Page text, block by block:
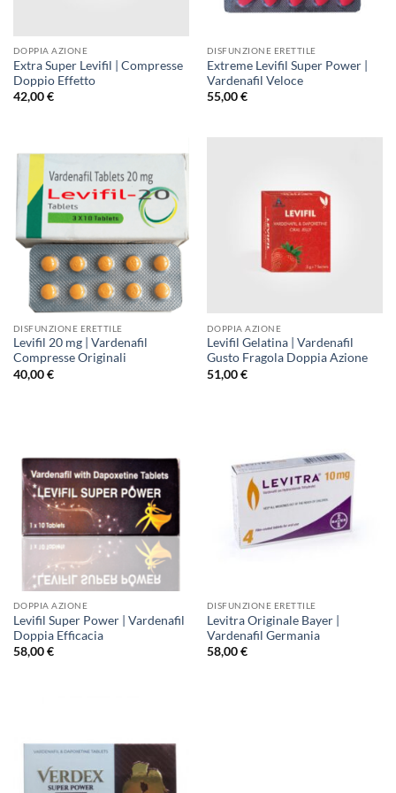
DOPPIA AZIONE
Extra Super Levifil | Compresse
Doppio Effetto
42,00€
DISFUNZIONE ERETTILE
Extreme Levifil Super Power |
Vardenafil Veloce
55,00€
DISFUNZIONE ERETTILE
Levifil 20 mg | Vardenafil
Compresse Originali
40,00€
DOPPIA AZIONE
Levifil Gelatina | Vardenafil
Gusto Fragola Doppia Azione
51,00€
DOPPIA AZIONE
Levifil Super Power | Vardenafil
Doppia Efficacia
58,00€
DISFUNZIONE ERETTILE
Levitra Originale Bayer |
Vardenafil Germania
58,00€